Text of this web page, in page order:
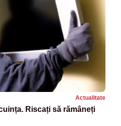
Actualitate
Riscați să rămâneți